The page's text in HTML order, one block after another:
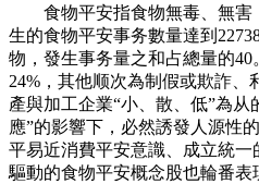
食物平安指食物無毒、無害，
生的食物平安事务數量達到
物，發生事务量之和占總量的
24%，其他顺次為制假或欺詐
產與加工企業“小、散、低”為
應”的影響下，必然誘發人源性
平易近消費平安意識、成立統
驅動的食物平安概念股也輪番